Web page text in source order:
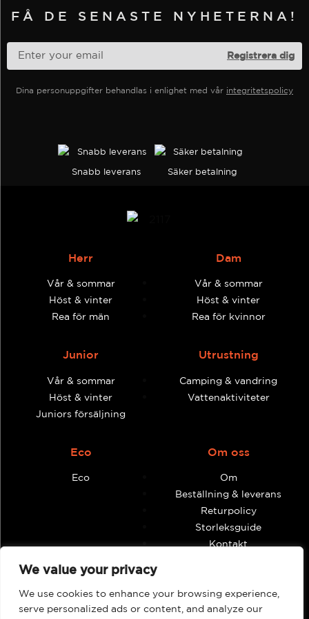
We value your privacy
We use cookies to enhance your browsing experience,
serve personalized ads or content, and analyze our
produktsidan
produktsidan
FÅ DE SENASTE NYHETERNA!
Dina personuppgifter behandlas i enlighet med vår integritetspolicy
Snabb leverans Säker betalning
Herr
Vår & sommar
Höst & vinter
Rea för män
Dam
Vår & sommar
Höst & vinter
Rea för kvinnor
Junior
Vår & sommar
Höst & vinter
Juniors försäljning
Utrustning
Camping & vandring
Vattenaktiviteter
Eco
Eco
Om oss
Om
Beställning & leverans
Returpolicy
Storleksguide
Kontakt
Återförsäljare Mitt konto